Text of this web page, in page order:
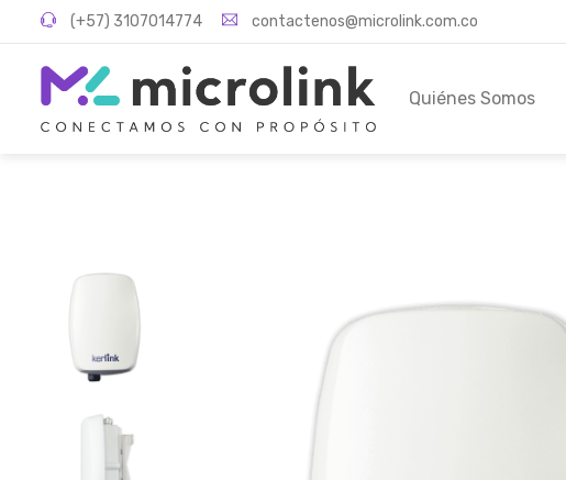
(+57) 3107014774 contactenos@microlink.com.co
Quiénes Somos